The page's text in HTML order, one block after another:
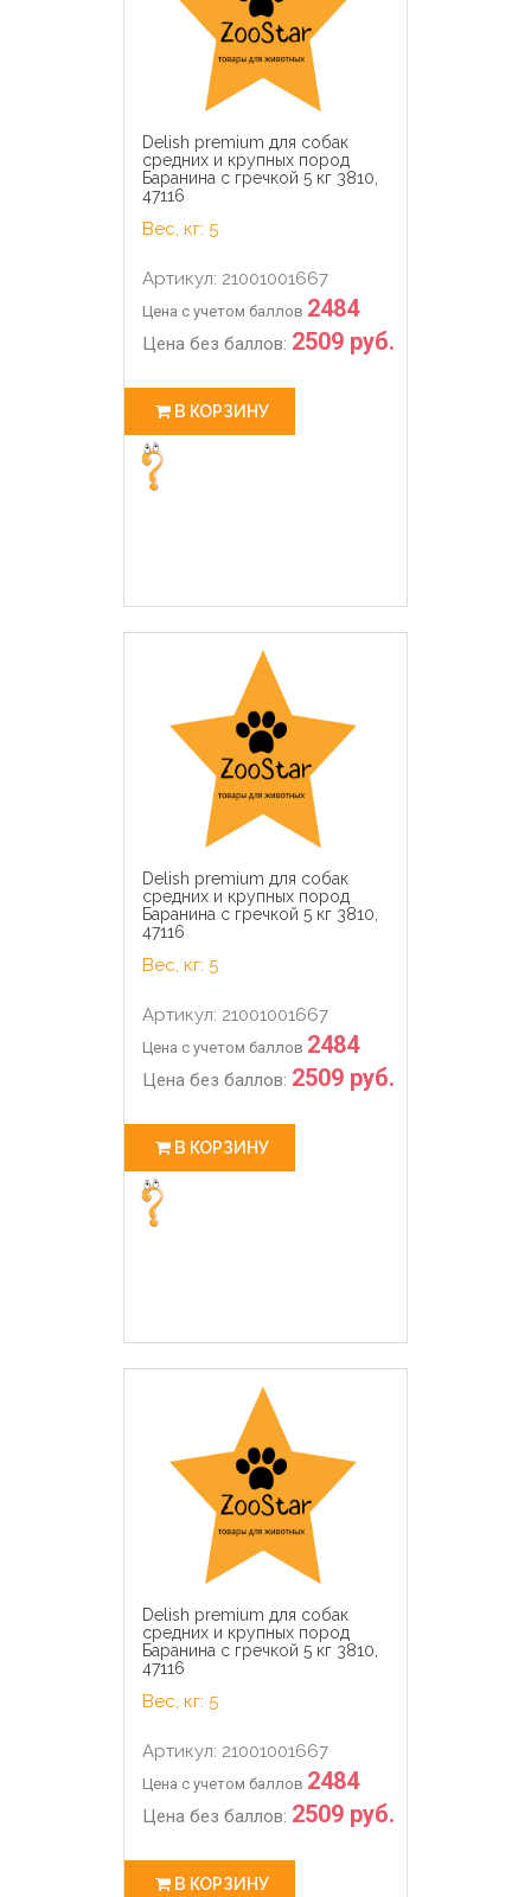
Delish premium для собак
средних и крупных пород
Баранина с гречкой 5 кг 3810,
47116
Вес, кг: 5
Артикул: 21001001667
Цена с учетом баллов 2484
Цена без баллов: 2509 руб.
В КОРЗИНУ
Delish premium для собак
средних и крупных пород
Баранина с гречкой 5 кг 3810,
47116
Вес, кг: 5
Артикул: 21001001667
Цена с учетом баллов 2484
Цена без баллов: 2509 руб.
В КОРЗИНУ
Delish premium для собак
средних и крупных пород
Баранина с гречкой 5 кг 3810,
47116
Вес, кг: 5
Артикул: 21001001667
Цена с учетом баллов 2484
Цена без баллов: 2509 руб.
В КОРЗИНУ